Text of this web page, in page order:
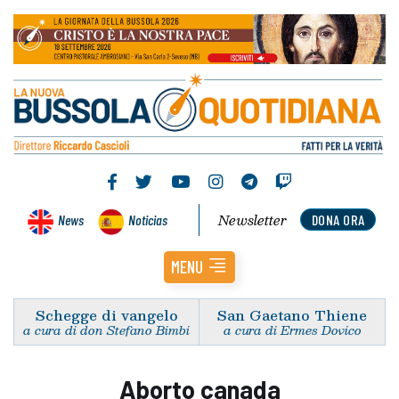
News Noticias DONA ORA
Newsletter
MENU
Schegge di vangelo
a cura di don Stefano Bimbi
San Gaetano Thiene
a cura di Ermes Dovico
Aborto canada